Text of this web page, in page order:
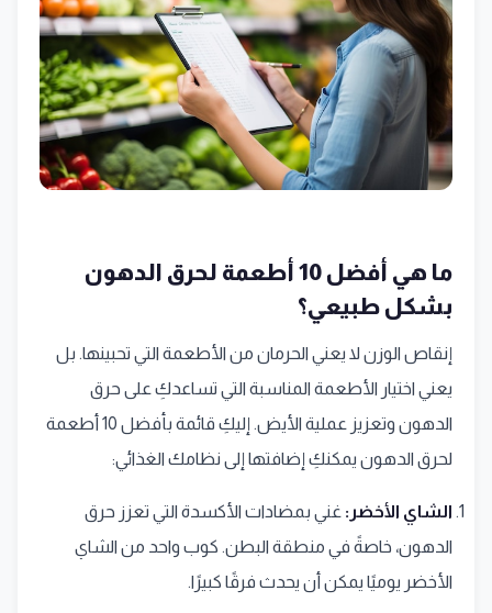
ما هي أفضل 10 أطعمة لحرق الدهون
بشكل طبيعي؟
إنقاص الوزن لا يعني الحرمان من الأطعمة التي تحبينها. بل
يعني اختيار الأطعمة المناسبة التي تساعدكِ على حرق
الدهون وتعزيز عملية الأيض. إليكِ قائمة بأفضل 10 أطعمة
لحرق الدهون يمكنكِ إضافتها إلى نظامك الغذائي:
الشاي الأخضر: غني بمضادات الأكسدة التي تعزز حرق
الدهون، خاصةً في منطقة البطن. كوب واحد من الشاي
الأخضر يوميًا يمكن أن يحدث فرقًا كبيرًا.